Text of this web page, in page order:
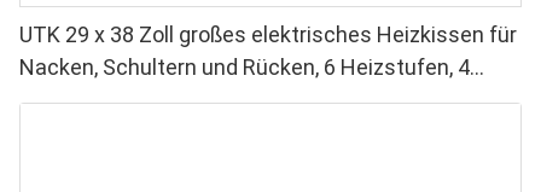
UTK 29 x 38 Zoll großes elektrisches Heizkissen für
Nacken, Schultern und Rücken, 6 Heizstufen, 4
Timer, automatische Abschaltung